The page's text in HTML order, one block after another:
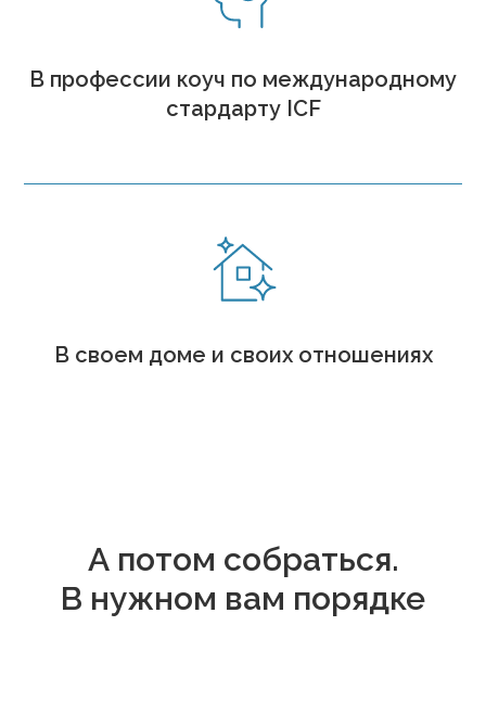
В профессии коуч по международному
стардарту ICF
В своем доме и своих отношениях
А потом собраться.
В нужном вам порядке